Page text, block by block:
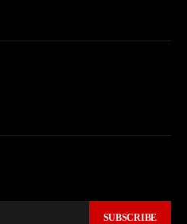
SUBSCRIBE